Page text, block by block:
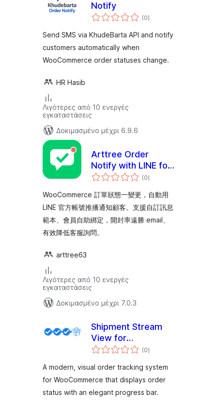
Notify
(0αξιολογήσεις
σύνολο
)
Send SMS via KhudeBarta API and notify
customers automatically when
WooCommerce order statuses change.
HR Hasib
Λιγότερες από 10 ενεργές
εγκαταστάσεις
Δοκιμασμένο μέχρι 6.9.6
Arttree Order
Notify with LINE for
WooCommerce
(0αξιολογήσεις
σύνολο
)
WooCommerce 訂單狀態一變更，自動用
LINE 官方帳號推播通知顧客。支援自訂訊息
範本、會員自助綁定，開封率遠勝 email、
有效降低客服詢問。
arttree63
Λιγότερες από 10 ενεργές
εγκαταστάσεις
Δοκιμασμένο μέχρι 7.0.3
Shipment Stream
View for
WooCommerce
(0αξιολογήσεις
σύνολο
)
A modern, visual order tracking system
for WooCommerce that displays order
status with an elegant progress bar.